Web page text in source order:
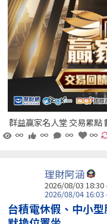
群益贏家名人堂 交易累點
∞
∞ ∞ ∞
理財阿涵
2026/08/03 18:30
2026/08/04
台積電休假、中小